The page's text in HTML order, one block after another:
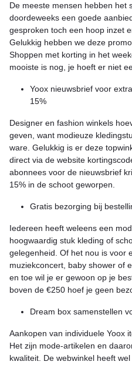
De meeste mensen hebben het
doordeweeks een goede
gesproken toch een hoop inzet
Gelukkig hebben we deze
Shoppen met korting in het
mooiste is nog, je hoeft er niet
Yoox nieuwsbrief voor
15%
Designer en fashion winkels
geven, want modieuze
ware. Gelukkig is er deze
direct via de website
abonnees voor de nieuwsbrief
15% in de schoot geworpen.
Gratis bezorging bij
Iedereen heeft weleens een
hoogwaardig stuk kleding of
gelegenheid. Of het nou is voor
muziekconcert, baby shower of
en toe wil je er gewoon op je
boven de €250 hoef je geen
Dream box samenstellen
Aankopen van individuele Yoox
Het zijn mode-artikelen en
kwaliteit. De webwinkel heeft